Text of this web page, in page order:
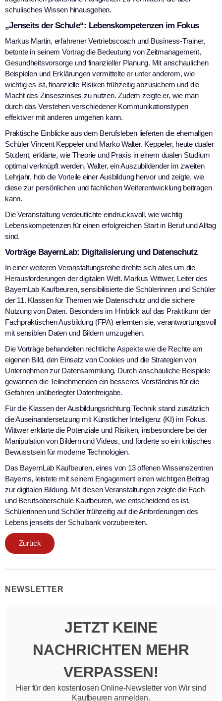
schulisches Wissen hinausgehen.
„Jenseits der Schule“: Lebenskompetenzen im Fokus
Markus Martin, erfahrener Vertriebscoach und Business-Trainer,
betonte in seinem Vortrag die Bedeutung von Zeitmanagement,
Gesundheitsvorsorge und finanzieller Planung. Mit anschaulichen
Beispielen und Erklärungen vermittelte er unter anderem, wie
wichtig es ist, finanzielle Risiken frühzeitig abzusichern und die
Macht des Zinseszinses zu nutzen. Zudem zeigte er, wie man
durch das Verstehen verschiedener Kommunikationstypen
effektiver mit anderen umgehen kann.
Praktische Einblicke aus dem Berufsleben lieferten die ehemaligen
Schüler Vincent Keppeler und Marko Walter. Keppeler, heute dualer
Student, erklärte, wie Theorie und Praxis in einem dualen Studium
optimal verknüpft werden. Walter, ein Auszubildender im zweiten
Lehrjahr, hob die Vorteile einer Ausbildung hervor und zeigte, wie
diese zur persönlichen und fachlichen Weiterentwicklung beitragen
kann.
Die Veranstaltung verdeutlichte eindrucksvoll, wie wichtig
Lebenskompetenzen für einen erfolgreichen Start in Beruf und Alltag
sind.
Vorträge BayernLab: Digitalisierung und Datenschutz
In einer weiteren Veranstaltungsreihe drehte sich alles um die
Herausforderungen der digitalen Welt. Markus Wittwer, Leiter des
BayernLab Kaufbeuren, sensibilisierte die Schülerinnen und Schüler
der 11. Klassen für Themen wie Datenschutz und die sichere
Nutzung von Daten. Besonders im Hinblick auf das Praktikum der
Fachpraktischen Ausbildung (FPA) erlernten sie, verantwortungsvoll
mit sensiblen Daten und Bildern umzugehen.
Die Vorträge behandelten rechtliche Aspekte wie die Rechte am
eigenen Bild, den Einsatz von Cookies und die Strategien von
Unternehmen zur Datensammlung. Durch anschauliche Beispiele
gewannen die Teilnehmenden ein besseres Verständnis für die
Gefahren unüberlegter Datenfreigabe.
Für die Klassen der Ausbildungsrichtung Technik stand zusätzlich
die Auseinandersetzung mit Künstlicher Intelligenz (KI) im Fokus.
Wittwer erklärte die Potenziale und Risiken, insbesondere bei der
Manipulation von Bildern und Videos, und förderte so ein kritisches
Bewusstsein für moderne Technologien.
Das BayernLab Kaufbeuren, eines von 13 offenen Wissenszentren
Bayerns, leistete mit seinem Engagement einen wichtigen Beitrag
zur digitalen Bildung. Mit diesen Veranstaltungen zeigte die Fach-
und Berufsoberschule Kaufbeuren, wie entscheidend es ist,
Schülerinnen und Schüler frühzeitig auf die Anforderungen des
Lebens jenseits der Schulbank vorzubereiten.
Zurück
NEWSLETTER
JETZT KEINE
NACHRICHTEN MEHR
VERPASSEN!
Hier für den kostenlosen Online-Newsletter von Wir sind
Kaufbeuren anmelden.